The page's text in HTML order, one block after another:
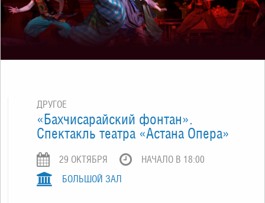
ДРУГОЕ
«Бахчисарайский фонтан».
Спектакль театра «Астана Опера»
29 ОКТЯБРЯ
НАЧАЛО В 18:00
БОЛЬШОЙ ЗАЛ